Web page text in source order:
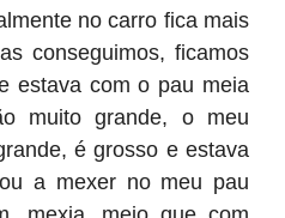
no carro fica mais
conseguimos, ficamos
estava com o pau meia
muito grande, o meu
é grosso e estava
a mexer no meu pau